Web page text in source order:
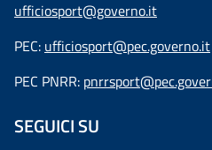
ufficiosport@governo.it
PEC: ufficiosport@pec.governo.it
PEC PNRR:
SEGUICI SU